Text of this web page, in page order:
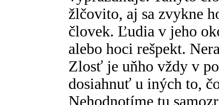
žlčovito, aj sa zvykne
človek. Ľudia v jeho
alebo hoci rešpekt.
Zlosť je uňho vždy v
dosiahnuť u iných to,
Nehodnotíme tu